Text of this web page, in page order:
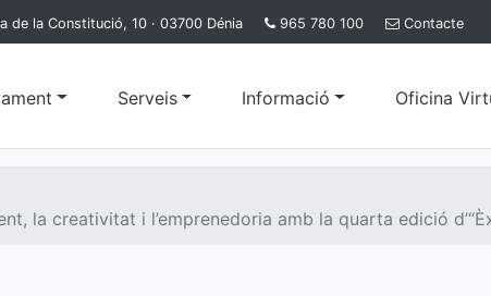
de la Constitució, 10 · 03700 Dénia 965 780 100 Contacte
Serveis Informació Oficina
la creativitat i l’emprenedoria amb la quarta edició